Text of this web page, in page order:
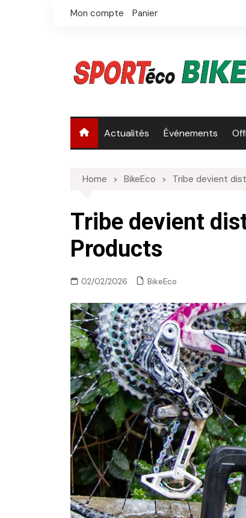
Mon compte Panier
Actualités Événements
Home BikeEco Tribe devient
Tribe devient
Products
02/02/2026 BikeEco